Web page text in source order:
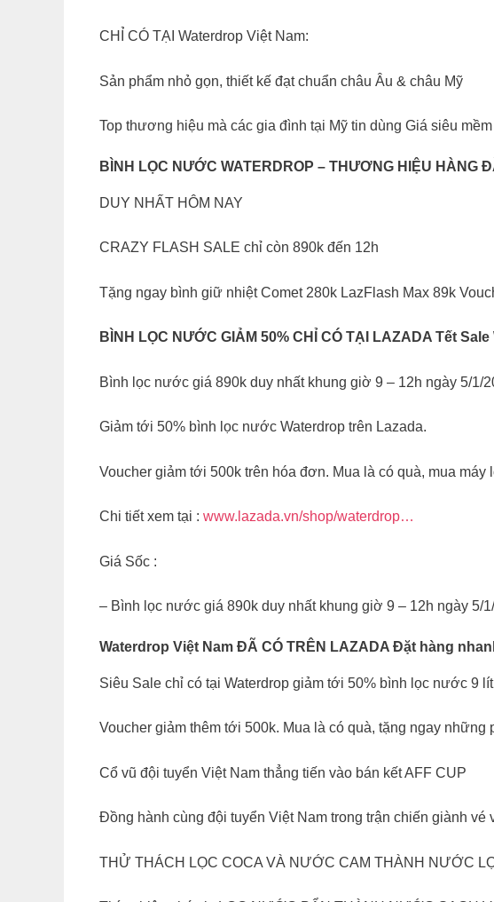
CHỈ CÓ TẠI Waterdrop Việt Nam:
Sản phẩm nhỏ gọn, thiết kế đạt chuẩn châu Âu & châu Mỹ
Top thương hiệu mà các gia đình tại Mỹ tin dùng Giá siêu
BÌNH LỌC NƯỚC WATERDROP – THƯƠNG HIỆU
DUY NHẤT HÔM NAY
CRAZY FLASH SALE chỉ còn 890k đến 12h
Tặng ngay bình giữ nhiệt Comet 280k LazFlash Max 89k
BÌNH LỌC NƯỚC GIẢM 50% CHỈ CÓ TẠI LAZADA Tết
Bình lọc nước giá 890k duy nhất khung giờ 9 – 12h ngày 5/1/
Giảm tới 50% bình lọc nước Waterdrop trên Lazada.
Voucher giảm tới 500k trên hóa đơn. Mua là có quà, mua
Chi tiết xem tại : www.lazada.vn/shop/waterdrop…
Giá Sốc :
– Bình lọc nước giá 890k duy nhất khung giờ 9 – 12h ngày
Waterdrop Việt Nam ĐÃ CÓ TRÊN LAZADA Đặt hàng
Siêu Sale chỉ có tại Waterdrop giảm tới 50% bình lọc nước 9 lít
Voucher giảm thêm tới 500k. Mua là có quà, tặng ngay
Cổ vũ đội tuyển Việt Nam thẳng tiến vào bán kết AFF CUP
Đồng hành cùng đội tuyển Việt Nam trong trận chiến giành
THỬ THÁCH LỌC COCA VÀ NƯỚC CAM THÀNH NƯỚC